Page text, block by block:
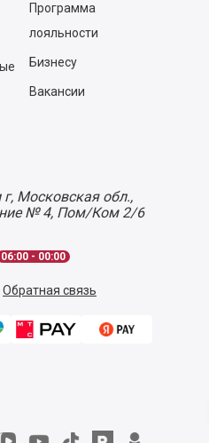
Программа
лояльности
Бизнесу
Вакансии
г, Московская обл.,
№ 4, Пом/Ком 2/6
06:00 - 00:00
Обратная связь